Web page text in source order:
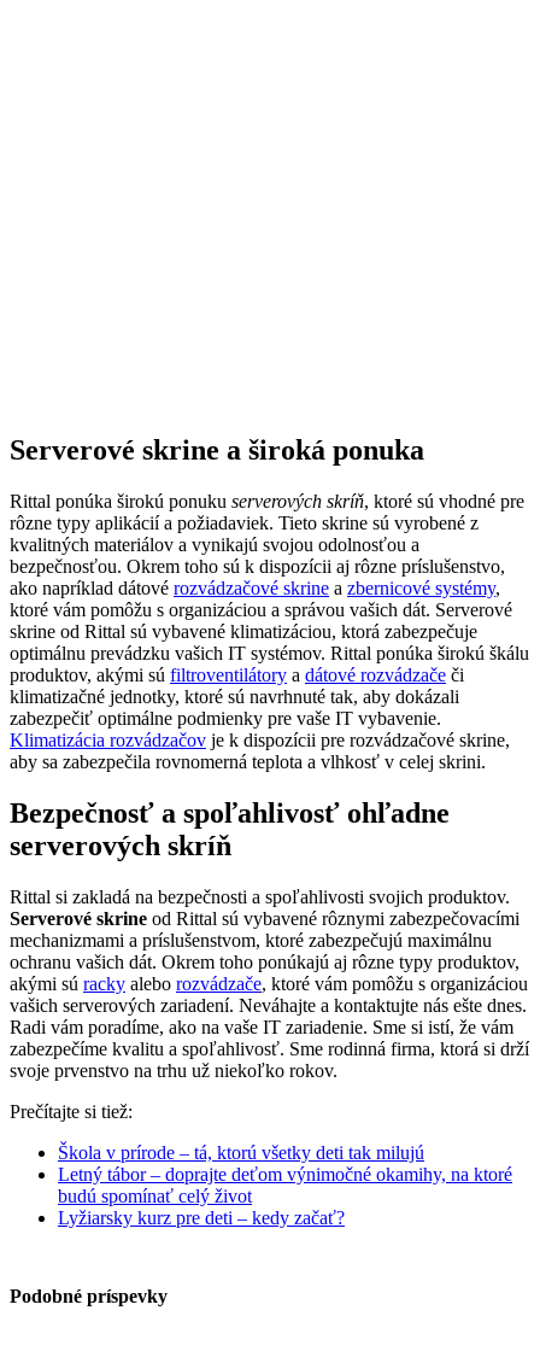
Serverové skrine a široká ponuka
Rittal ponúka širokú ponuku serverových skríň, ktoré sú vhodné pre
rôzne typy aplikácií a požiadaviek. Tieto skrine sú vyrobené z
kvalitných materiálov a vynikajú svojou odolnosťou a
bezpečnosťou. Okrem toho sú k dispozícii aj rôzne príslušenstvo,
ako napríklad dátové rozvádzačové skrine a zbernicové systémy,
ktoré vám pomôžu s organizáciou a správou vašich dát. Serverové
skrine od Rittal sú vybavené klimatizáciou, ktorá zabezpečuje
optimálnu prevádzku vašich IT systémov. Rittal ponúka širokú škálu
produktov, akými sú filtroventilátory a dátové rozvádzače či
klimatizačné jednotky, ktoré sú navrhnuté tak, aby dokázali
zabezpečiť optimálne podmienky pre vaše IT vybavenie.
Klimatizácia rozvádzačov je k dispozícii pre rozvádzačové skrine,
aby sa zabezpečila rovnomerná teplota a vlhkosť v celej skrini.
Bezpečnosť a spoľahlivosť ohľadne
serverových skríň
Rittal si zakladá na bezpečnosti a spoľahlivosti svojich produktov.
Serverové skrine od Rittal sú vybavené rôznymi zabezpečovacími
mechanizmami a príslušenstvom, ktoré zabezpečujú maximálnu
ochranu vašich dát. Okrem toho ponúkajú aj rôzne typy produktov,
akými sú racky alebo rozvádzače, ktoré vám pomôžu s organizáciou
vašich serverových zariadení. Neváhajte a kontaktujte nás ešte dnes.
Radi vám poradíme, ako na vaše IT zariadenie. Sme si istí, že vám
zabezpečíme kvalitu a spoľahlivosť. Sme rodinná firma, ktorá si drží
svoje prvenstvo na trhu už niekoľko rokov.
Prečítajte si tiež:
Škola v prírode – tá, ktorú všetky deti tak milujú
Letný tábor – doprajte deťom výnimočné okamihy, na ktoré
budú spomínať celý život
Lyžiarsky kurz pre deti – kedy začať?
Podobné príspevky